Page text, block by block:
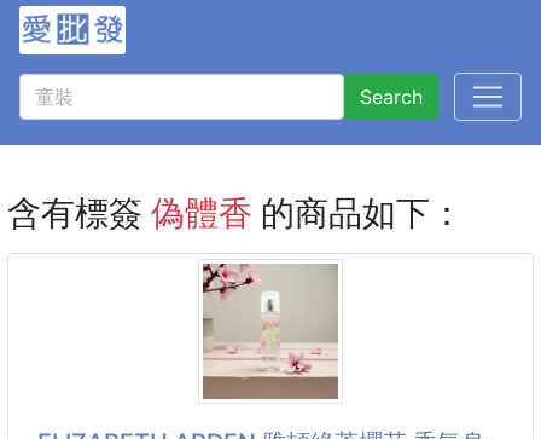
Search
含有標簽 偽體香 的商品如下：